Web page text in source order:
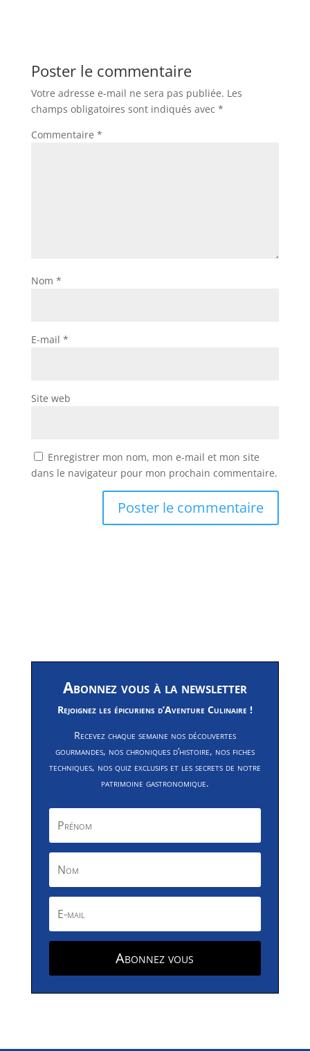
Poster le commentaire
Votre adresse e-mail ne sera pas publiée. Les
champs obligatoires sont indiqués avec *
Commentaire *
Nom *
E-mail *
Site web
Enregistrer mon nom, mon e-mail et mon site
dans le navigateur pour mon prochain commentaire.
Abonnez vous à la newsletter
Rejoignez les épicuriens d’Aventure Culinaire !
Recevez chaque semaine nos découvertes
gourmandes, nos chroniques d’histoire, nos fiches
techniques, nos quiz exclusifs et les secrets de notre
patrimoine gastronomique.
Abonnez vous